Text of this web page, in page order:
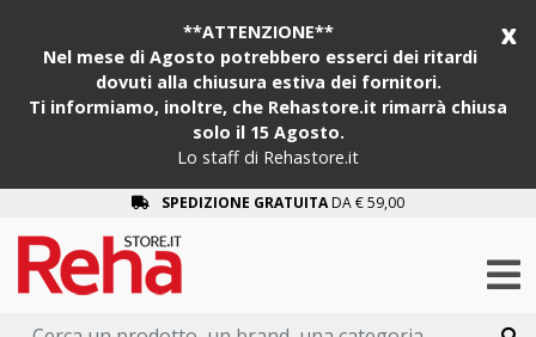
x
**ATTENZIONE**
Nel mese di Agosto potrebbero esserci dei ritardi
dovuti alla chiusura estiva dei fornitori.
Ti informiamo, inoltre, che Rehastore.it rimarrà chiusa
solo il 15 Agosto.
Lo staff di Rehastore.it
SPEDIZIONE GRATUITADA € 59,00